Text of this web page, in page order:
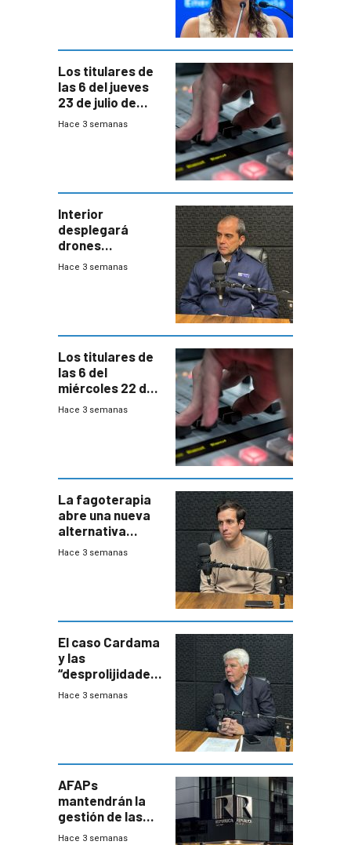
gobierno
Los titulares de
las 6 del jueves
23 de julio de
2026
Hace 3 semanas
Interior
desplegará
drones
autónomos para
Hace 3 semanas
Los titulares de
las 6 del
miércoles 22 de
julio de 2026
Hace 3 semanas
La fagoterapia
abre una nueva
alternativa
contra bacterias
innovadora
Hace 3 semanas
El caso Cardama
y las
“desprolijidades”
que la
Hace 3 semanas
AFAPs
mantendrán la
gestión de las
cuentas
Hace 3 semanas